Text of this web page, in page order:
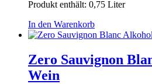
Produkt enthält: 0,75 Liter
In den Warenkorb
Zero Sauvignon
Wein